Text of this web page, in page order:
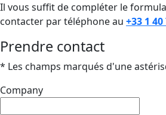
Il vous suffit de compléter le
contacter par téléphone au +33 1 40
Prendre contact
* Les champs marqués d'une
Company